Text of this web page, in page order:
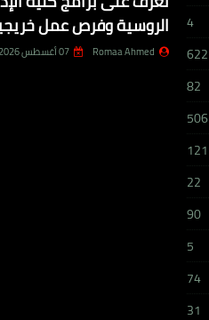
4
622
82
506
121
22
90
5
74
31
الروسية وفرص عمل
Romaa Ahmed 07 أغسطس 2026